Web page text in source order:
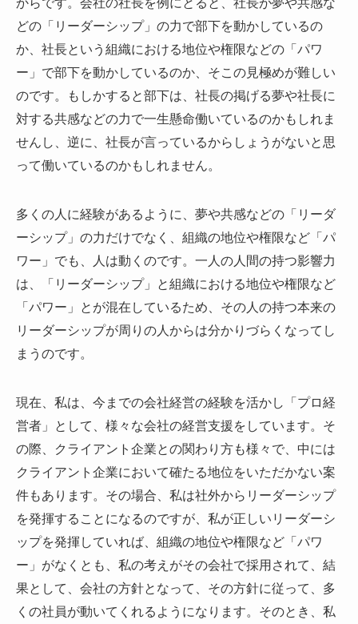
からです。会社の社長を例にとると、社長が夢や共感な
どの「リーダーシップ」の力で部下を動かしているの
か、社長という組織における地位や権限などの「パワ
ー」で部下を動かしているのか、そこの見極めが難しい
のです。もしかすると部下は、社長の掲げる夢や社長に
対する共感などの力で一生懸命働いているのかもしれま
せんし、逆に、社長が言っているからしょうがないと思
って働いているのかもしれません。
多くの人に経験があるように、夢や共感などの「リーダ
ーシップ」の力だけでなく、組織の地位や権限など「パ
ワー」でも、人は動くのです。一人の人間の持つ影響力
は、「リーダーシップ」と組織における地位や権限など
「パワー」とが混在しているため、その人の持つ本来の
リーダーシップが周りの人からは分かりづらくなってし
まうのです。
現在、私は、今までの会社経営の経験を活かし「プロ経
営者」として、様々な会社の経営支援をしています。そ
の際、クライアント企業との関わり方も様々で、中には
クライアント企業において確たる地位をいただかない案
件もあります。その場合、私は社外からリーダーシップ
を発揮することになるのですが、私が正しいリーダーシ
ップを発揮していれば、組織の地位や権限など「パワ
ー」がなくとも、私の考えがその会社で採用されて、結
果として、会社の方針となって、その方針に従って、多
くの社員が動いてくれるようになります。そのとき、私